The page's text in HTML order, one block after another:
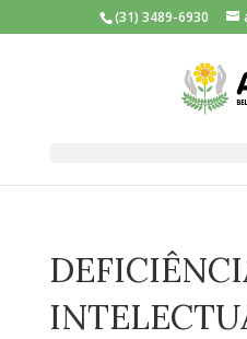
(31) 3489-6930